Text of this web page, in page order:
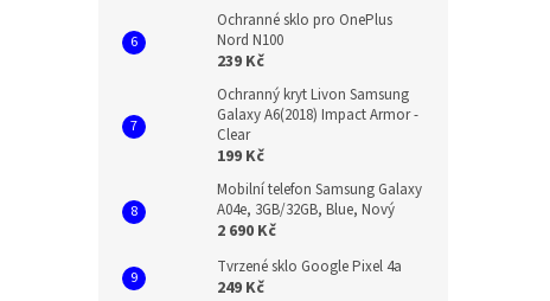
Ochranné sklo pro OnePlus
Nord N100
239 Kč
Ochranný kryt Livon Samsung
Galaxy A6(2018) Impact Armor -
Clear
199 Kč
Mobilní telefon Samsung Galaxy
A04e, 3GB/32GB, Blue, Nový
2 690 Kč
Tvrzené sklo Google Pixel 4a
249 Kč